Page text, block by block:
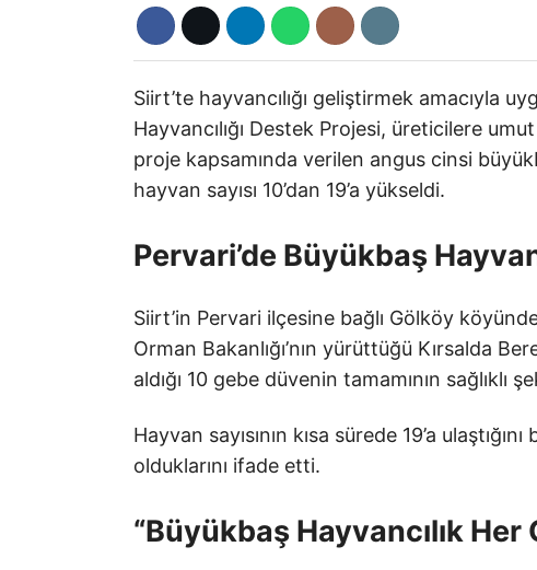
Siirt’te hayvancılığı geliştirmek amacıyla
Hayvancılığı Destek Projesi, üreticilere
proje kapsamında verilen angus cinsi
hayvan sayısı 10’dan 19’a yükseldi.
Pervari’de Büyükbaş
Siirt’in Pervari ilçesine bağlı Gölköy
Orman Bakanlığı’nın yürüttüğü Kırsalda
aldığı 10 gebe düvenin tamamının sağlıklı
Hayvan sayısının kısa sürede 19’a
olduklarını ifade etti.
“Büyükbaş Hayvancılık